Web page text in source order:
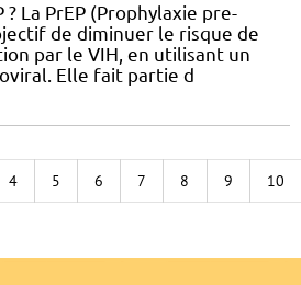
? La PrEP (Prophylaxie pre-
de diminuer le risque de
par le VIH, en utilisant un
Elle fait partie d
4 5 6 7 8 9 10